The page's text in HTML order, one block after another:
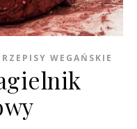
WEGAŃSKIE